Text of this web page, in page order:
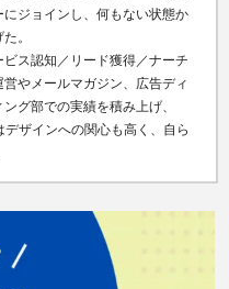
ジョインし、何もない状態か
。
ス認知／リード獲得／ナーチ
やメールマガジン、広告ディ
グ部での実績を積み上げ、
ザインへの関心も高く、自ら